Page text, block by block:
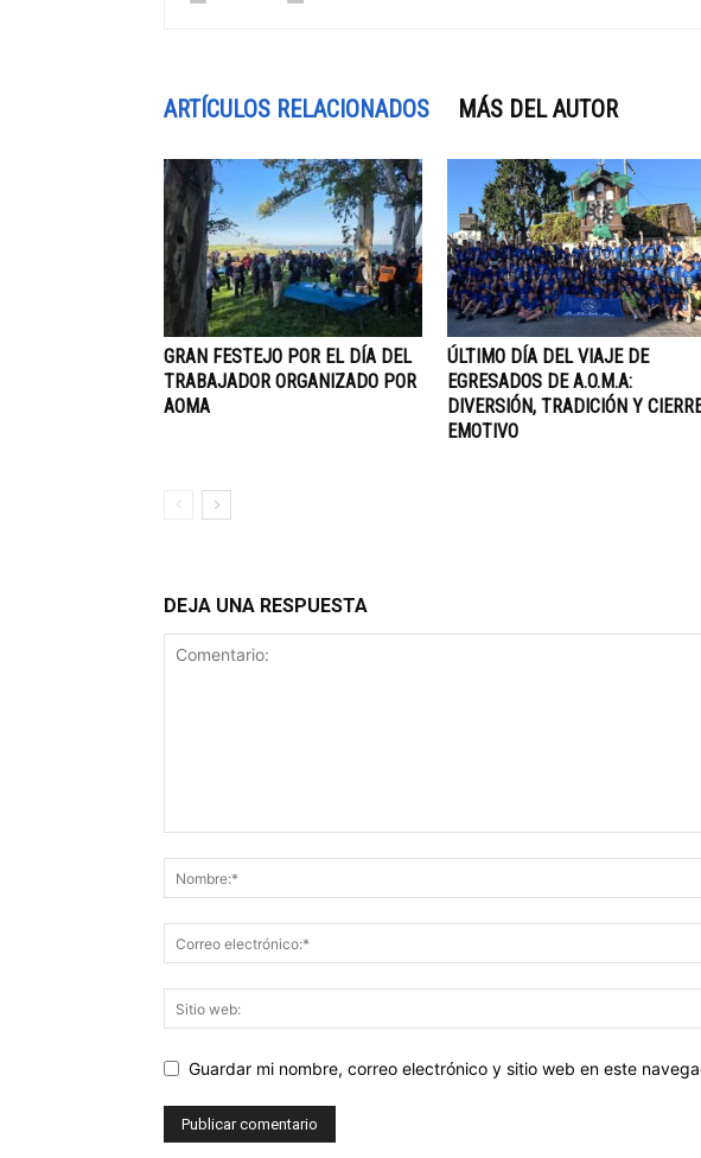
ARTÍCULOS RELACIONADOS MÁS DEL AUTOR
GRAN FESTEJO POR EL DÍA DEL
TRABAJADOR ORGANIZADO POR
AOMA
ÚLTIMO DÍA DEL VIAJE DE
EGRESADOS DE A.O.M.A:
DIVERSIÓN, TRADICIÓN Y
EMOTIVO
DEJA UNA RESPUESTA
Guardar mi nombre, correo electrónico y sitio web en este